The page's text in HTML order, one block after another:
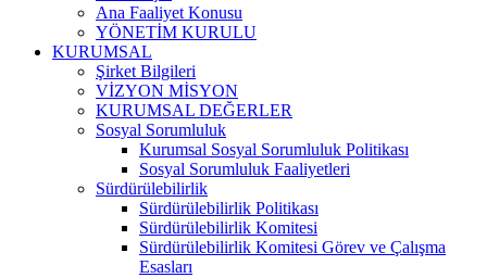
Ana Faaliyet Konusu
YÖNETİM KURULU
KURUMSAL
Şirket Bilgileri
VİZYON MİSYON
KURUMSAL DEĞERLER
Sosyal Sorumluluk
Kurumsal Sosyal Sorumluluk Politikası
Sosyal Sorumluluk Faaliyetleri
Sürdürülebilirlik
Sürdürülebilirlik Politikası
Sürdürülebilirlik Komitesi
Sürdürülebilirlik Komitesi Görev ve Çalışma
Esasları